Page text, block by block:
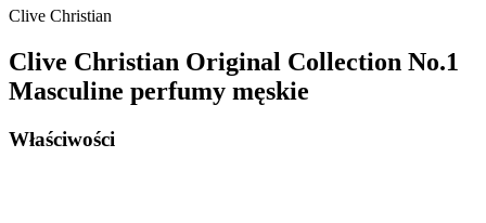
Clive Christian
Clive Christian Original Collection No.1
Masculine perfumy męskie
Właściwości